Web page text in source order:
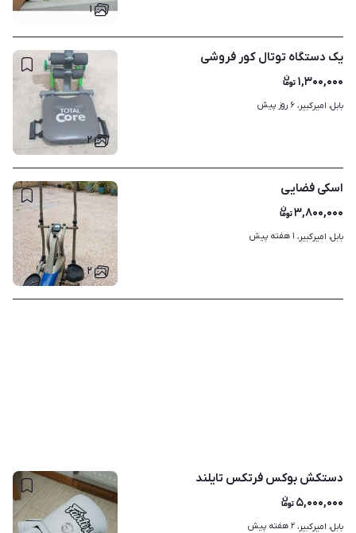
۱
۲
یک دستگاه توتال کور فروشی
۱,۳۰۰,۰۰۰
بابل، امیرکبیر، ۶ روز پیش
۲
اسکی فضایی
۳,۸۰۰,۰۰۰
بابل، امیرکبیر، ۱ هفته پیش
دستکش بوکس فرتکس تایلند
۵,۰۰۰,۰۰۰
بابل، امیرکبیر، ۲ هفته پیش